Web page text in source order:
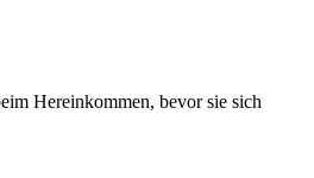
Hereinkommen, bevor sie sich